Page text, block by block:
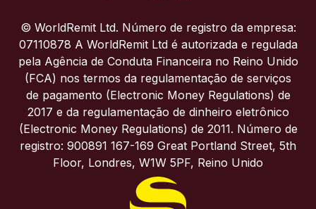
Itália
Portugal
Reino Unido
© WorldRemit Ltd. Número de registro da empresa:
07110878 A WorldRemit Ltd é autorizada e regulada
pela Agência de Conduta Financeira no Reino Unido
(FCA) nos termos da regulamentação de serviços
de pagamento (Electronic Money Regulations) de
2017 e da regulamentação de dinheiro eletrônico
(Electronic Money Regulations) de 2011. Número de
registro: 900891 167-169 Great Portland Street, 5th
Floor, Londres, W1W 5PF, Reino Unido